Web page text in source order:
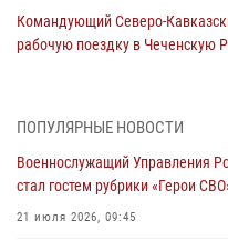
Командующий Северо-
рабочую поездку в Чеченскую
Военнослужащий Управления
21 июля 2026, 09:45
В ДНР росгвардейцы
ПОПУЛЯРНЫЕ НОВОСТИ
Военнослужащий Управления
стал гостем рубрики «Герои
21 июля 2026, 09:45